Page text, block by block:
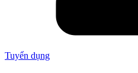
Tuyển dụng